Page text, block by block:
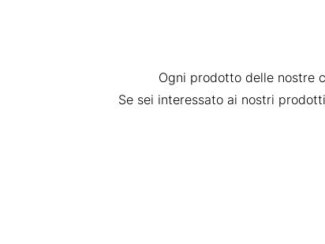
Ogni prodotto delle nostre
Se sei interessato ai nostri